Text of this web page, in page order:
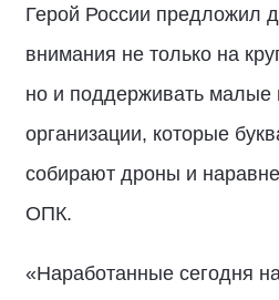
Герой России предложил
внимания не только на
но и поддерживать малые
организации, которые
собирают дроны и
ОПК.
«Наработанные сегодня